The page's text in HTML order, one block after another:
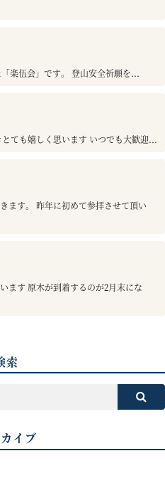
楽伍会」です。 登山安全祈願を...
ても嬉しく思います いつでも大歓迎...
ます。 昨年に初めて参拝させて頂い
ます 原木が到着するのが2月末にな
索
イブ